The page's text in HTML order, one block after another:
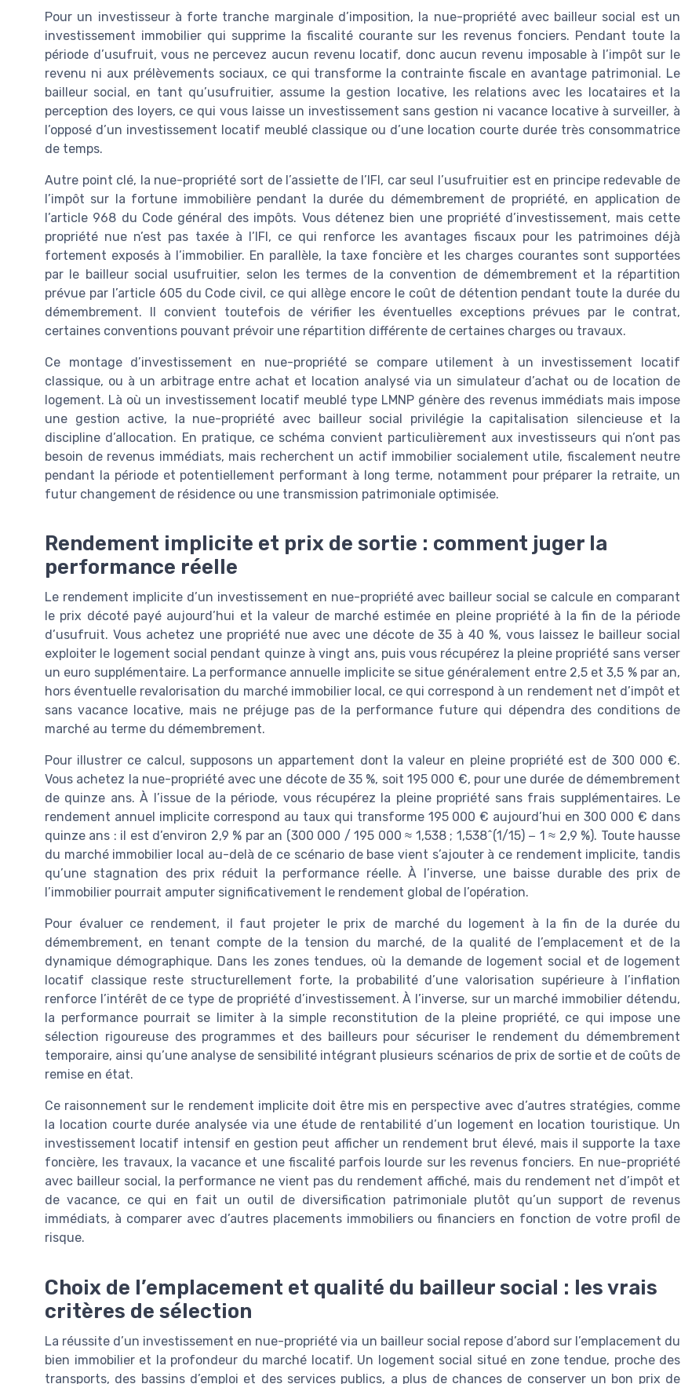
Pour un investisseur à forte tranche marginale d’imposition, la nue-propriété avec bailleur social est un
investissement immobilier qui supprime la fiscalité courante sur les revenus fonciers. Pendant toute la
période d’usufruit, vous ne percevez aucun revenu locatif, donc aucun revenu imposable à l’impôt sur le
revenu ni aux prélèvements sociaux, ce qui transforme la contrainte fiscale en avantage patrimonial. Le
bailleur social, en tant qu’usufruitier, assume la gestion locative, les relations avec les locataires et la
perception des loyers, ce qui vous laisse un investissement sans gestion ni vacance locative à surveiller, à
l’opposé d’un investissement locatif meublé classique ou d’une location courte durée très consommatrice
de temps.
Autre point clé, la nue-propriété sort de l’assiette de l’IFI, car seul l’usufruitier est en principe redevable de
l’impôt sur la fortune immobilière pendant la durée du démembrement de propriété, en application de
l’article 968 du Code général des impôts. Vous détenez bien une propriété d’investissement, mais cette
propriété nue n’est pas taxée à l’IFI, ce qui renforce les avantages fiscaux pour les patrimoines déjà
fortement exposés à l’immobilier. En parallèle, la taxe foncière et les charges courantes sont supportées
par le bailleur social usufruitier, selon les termes de la convention de démembrement et la répartition
prévue par l’article 605 du Code civil, ce qui allège encore le coût de détention pendant toute la durée du
démembrement. Il convient toutefois de vérifier les éventuelles exceptions prévues par le contrat,
certaines conventions pouvant prévoir une répartition différente de certaines charges ou travaux.
Ce montage d’investissement en nue-propriété se compare utilement à un investissement locatif
classique, ou à un arbitrage entre achat et location analysé via un simulateur d’achat ou de location de
logement. Là où un investissement locatif meublé type LMNP génère des revenus immédiats mais impose
une gestion active, la nue-propriété avec bailleur social privilégie la capitalisation silencieuse et la
discipline d’allocation. En pratique, ce schéma convient particulièrement aux investisseurs qui n’ont pas
besoin de revenus immédiats, mais recherchent un actif immobilier socialement utile, fiscalement neutre
pendant la période et potentiellement performant à long terme, notamment pour préparer la retraite, un
futur changement de résidence ou une transmission patrimoniale optimisée.
Rendement implicite et prix de sortie : comment juger la
performance réelle
Le rendement implicite d’un investissement en nue-propriété avec bailleur social se calcule en comparant
le prix décoté payé aujourd’hui et la valeur de marché estimée en pleine propriété à la fin de la période
d’usufruit. Vous achetez une propriété nue avec une décote de 35 à 40 %, vous laissez le bailleur social
exploiter le logement social pendant quinze à vingt ans, puis vous récupérez la pleine propriété sans verser
un euro supplémentaire. La performance annuelle implicite se situe généralement entre 2,5 et 3,5 % par an,
hors éventuelle revalorisation du marché immobilier local, ce qui correspond à un rendement net d’impôt et
sans vacance locative, mais ne préjuge pas de la performance future qui dépendra des conditions de
marché au terme du démembrement.
Pour illustrer ce calcul, supposons un appartement dont la valeur en pleine propriété est de 300 000 €.
Vous achetez la nue-propriété avec une décote de 35 %, soit 195 000 €, pour une durée de démembrement
de quinze ans. À l’issue de la période, vous récupérez la pleine propriété sans frais supplémentaires. Le
rendement annuel implicite correspond au taux qui transforme 195 000 € aujourd’hui en 300 000 € dans
quinze ans : il est d’environ 2,9 % par an (300 000 / 195 000 ≈ 1,538 ; 1,538^(1/15) − 1 ≈ 2,9 %). Toute hausse
du marché immobilier local au-delà de ce scénario de base vient s’ajouter à ce rendement implicite, tandis
qu’une stagnation des prix réduit la performance réelle. À l’inverse, une baisse durable des prix de
l’immobilier pourrait amputer significativement le rendement global de l’opération.
Pour évaluer ce rendement, il faut projeter le prix de marché du logement à la fin de la durée du
démembrement, en tenant compte de la tension du marché, de la qualité de l’emplacement et de la
dynamique démographique. Dans les zones tendues, où la demande de logement social et de logement
locatif classique reste structurellement forte, la probabilité d’une valorisation supérieure à l’inflation
renforce l’intérêt de ce type de propriété d’investissement. À l’inverse, sur un marché immobilier détendu,
la performance pourrait se limiter à la simple reconstitution de la pleine propriété, ce qui impose une
sélection rigoureuse des programmes et des bailleurs pour sécuriser le rendement du démembrement
temporaire, ainsi qu’une analyse de sensibilité intégrant plusieurs scénarios de prix de sortie et de coûts de
remise en état.
Ce raisonnement sur le rendement implicite doit être mis en perspective avec d’autres stratégies, comme
la location courte durée analysée via une étude de rentabilité d’un logement en location touristique. Un
investissement locatif intensif en gestion peut afficher un rendement brut élevé, mais il supporte la taxe
foncière, les travaux, la vacance et une fiscalité parfois lourde sur les revenus fonciers. En nue-propriété
avec bailleur social, la performance ne vient pas du rendement affiché, mais du rendement net d’impôt et
de vacance, ce qui en fait un outil de diversification patrimoniale plutôt qu’un support de revenus
immédiats, à comparer avec d’autres placements immobiliers ou financiers en fonction de votre profil de
risque.
Choix de l’emplacement et qualité du bailleur social : les vrais
critères de sélection
La réussite d’un investissement en nue-propriété via un bailleur social repose d’abord sur l’emplacement du
bien immobilier et la profondeur du marché locatif. Un logement social situé en zone tendue, proche des
transports, des bassins d’emploi et des services publics, a plus de chances de conserver un bon prix de